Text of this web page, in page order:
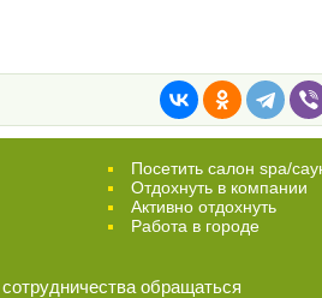
Посетить салон spa/
Отдохнуть в компании
Активно отдохнуть
Работа в городе
обращаться